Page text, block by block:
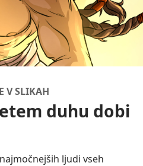
V SLIKAH
duhu dobi
ljudi vseh